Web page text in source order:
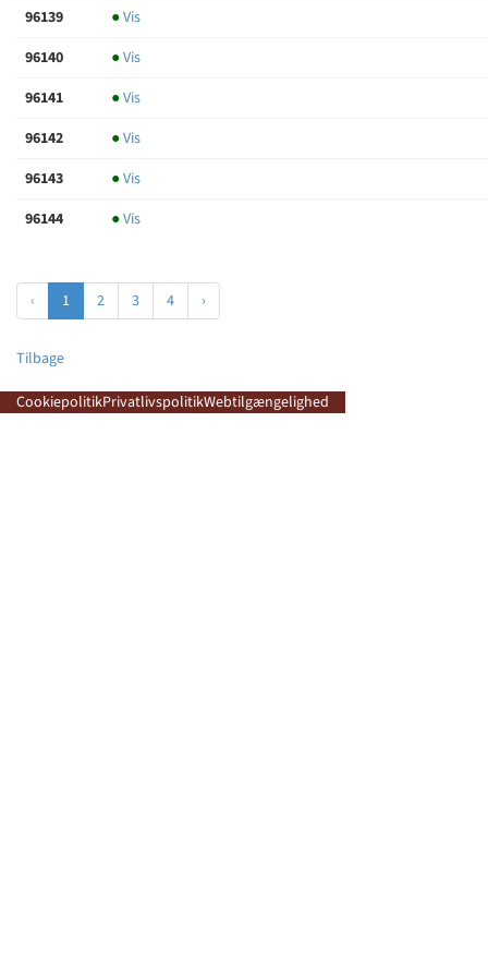
96139 ●Vis
96140
●Vis
96141
●Vis
96142
●Vis
96143
●Vis
96144
●Vis
‹ 1 2 3 4 ›
Tilbage
CookiepolitikPrivatlivspolitikWebtilgængelighed